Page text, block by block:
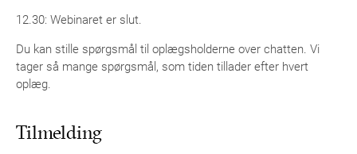
12.30: Webinaret er slut.
Du kan stille spørgsmål til oplægsholderne over chatten. Vi
tager så mange spørgsmål, som tiden tillader efter hvert
oplæg.
Tilmelding